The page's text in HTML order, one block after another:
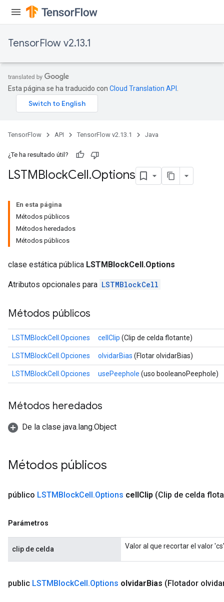
TensorFlow v2.13.1
Esta página se ha traducido con Cloud Translation API
TensorFlow API TensorFlow v2.13.1 Java
¿Te ha resultado útil?
LSTMBlockCell.Options
En esta página
Métodos públicos
Métodos heredados
Métodos públicos
clase estática pública LSTMBlockCell.Options
Atributos opcionales para LSTMBlockCell
Métodos públicos
LSTMBlockCell.Opciones cellClip (Clip de celda flotante)
LSTMBlockCell.Opciones olvidarBias (Flotar olvidarBias)
LSTMBlockCell.Opciones usePeephole (uso booleanoPeephole)
Métodos heredados
De la clase java.lang.Object
Métodos públicos
público LSTMBlockCell.Options cellClip (Clip de celda
Parámetros
clip de celda Valor al que recortar el valor
public LSTMBlockCell.Options olvidarBias (Flotador